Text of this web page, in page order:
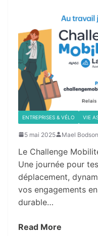
ENTREPRISES & VÉLO VIE
5 mai 2025 Mael Bodson
Le Challenge
Une journée pour
déplacement,
vos engagements
durable…
Read More